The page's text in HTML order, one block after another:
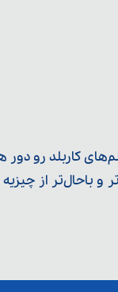
کاربلد رو
باحال‌تر از